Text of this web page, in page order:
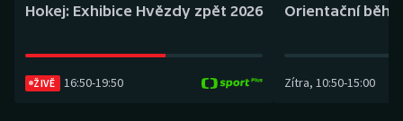
Florbal
Hokej: Exhibice Hvězdy zpět 2026
ŽIVĚ 16:50-19:50
Orientační běh:
Zítra, 10:50-15:00